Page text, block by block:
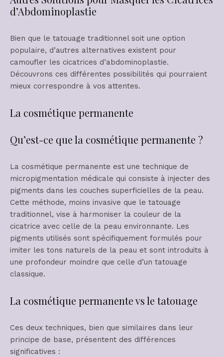
d’Abdominoplastie
Bien que le tatouage traditionnel soit une option
populaire, d’autres alternatives existent pour
camoufler les cicatrices d’abdominoplastie.
Découvrons ces différentes possibilités qui pourraient
mieux correspondre à vos attentes.
La cosmétique permanente
Qu’est-ce que la cosmétique permanente ?
La cosmétique permanente est une technique de
micropigmentation médicale qui consiste à injecter des
pigments dans les couches superficielles de la peau.
Cette méthode, moins invasive que le tatouage
traditionnel, vise à harmoniser la couleur de la
cicatrice avec celle de la peau environnante. Les
pigments utilisés sont spécifiquement formulés pour
imiter les tons naturels de la peau et sont introduits à
une profondeur moindre que celle d’un tatouage
classique.
La cosmétique permanente vs le tatouage
Ces deux techniques, bien que similaires dans leur
principe de base, présentent des différences
significatives :